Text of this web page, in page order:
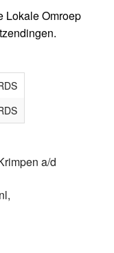
Lokale Omroep
a/d